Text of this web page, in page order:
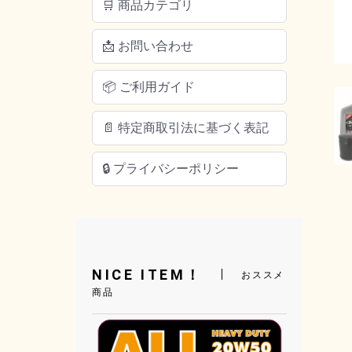
🛒 商品カテゴリ
📩 お問い合わせ
📦 ご利用ガイド
📄 特定商取引法に基づく表記
🔒 プライバシーポリシー
NICE ITEM！
おススメ
商品